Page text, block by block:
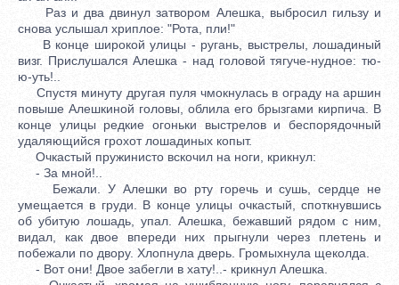
Раз и два двинул затвором Алешка, выбросил гильзу и
снова услышал хриплое: "Рота, пли!"
В конце широкой улицы - ругань, выстрелы, лошадиный
визг. Прислушался Алешка - над головой тягуче-нудное: тю-
ю-уть!..
Спустя минуту другая пуля чмокнулась в ограду на аршин
повыше Алешкиной головы, облила его брызгами кирпича. В
конце улицы редкие огоньки выстрелов и беспорядочный
удаляющийся грохот лошадиных копыт.
Очкастый пружинисто вскочил на ноги, крикнул:
- За мной!..
Бежали. У Алешки во рту горечь и сушь, сердце не
умещается в груди. В конце улицы очкастый, споткнувшись
об убитую лошадь, упал. Алешка, бежавший рядом с ним,
видал, как двое впереди них прыгнули через плетень и
побежали по двору. Хлопнула дверь. Громыхнула щеколда.
- Вот они! Двое забегли в хату!..- крикнул Алешка.